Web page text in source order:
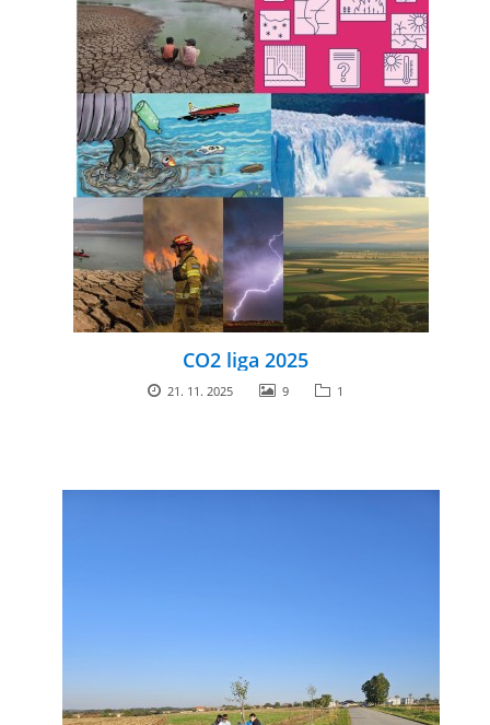
ARBORETUM ŠKOLY
Základní škola, Zbraslav, okres Brno-venkov, příspěvková
organizace, IČ: 70994099
Komenského 280
Zbraslav
PSČ 664 84
CO2 liga 2025
21. 11. 2025 9 1